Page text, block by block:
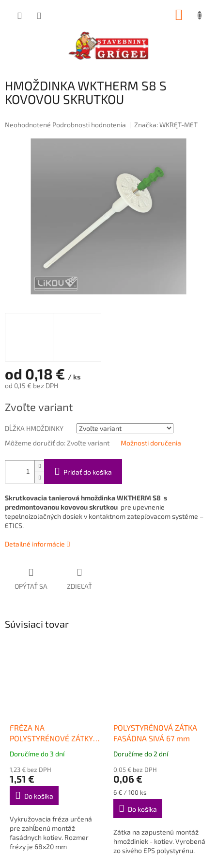
HMOŽDINKA WKTHERM S8 S
KOVOVOU SKRUTKOU
Priemerné
Neohodnotené Podrobnosti hodnotenia Značka:WKRĘT-MET
od 0,18 € / ks
od 0,15 € bez DPH
cena:
Zvoľte variant
DĹŽKA HMOŽDINKY
Môžeme doručiť do: Zvoľte variant Možnosti doručenia
Pridať do košíka
Skrutkovacia tanierová hmoždinka WKTHERM S8 s
predmontovanou kovovou skrutkou pre upevnenie
tepelnoizolačných dosiek v kontaktnom zatepľovacom systéme –
ETICS.
Detailné informácie
OPÝTAŤ SA ZDIEĽAŤ
Súvisiaci tovar
FRÉZA NA
POLYSTYRÉNOVÉ ZÁTKY
Priemerné
produktu
je
5,0
hviezdičiek.
Doručíme do 3 dní
1,23 € bez DPH
1,51 €
Do košíka
Vykružovacia fréza určená
pre zahĺbenú montáž
fasádnych kotiev. Rozmer
frézy je 68x20 mm
POLYSTYRÉNOVÁ ZÁTKA
FASÁDNA SIVÁ 67 mm
Priemerné
produktu
je
5,0
z
hviezdičiek.
Doručíme do 2 dní
0,05 € bez DPH
0,06 €
Jednotková
cena:
6 € / 100 ks
Do košíka
Zátka na zapustenú montáž
hmoždiniek - kotiev. Vyrobená
zo sivého EPS polystyrénu.